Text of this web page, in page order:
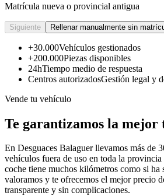
Matrícula nueva o provincial antigua
Siguiente Rellenar manualmente sin
+30.000Vehículos gestionados
+200.000Piezas disponibles
24hTiempo medio de respuesta
Centros autorizadosGestión legal y
Vende tu vehículo
Te garantizamos la mejor
En Desguaces Balaguerllevamos más de
vehículos fuera de uso en toda la
coche tiene muchos kilómetros como si
valoramos y te ofrecemos el mejor precio
transparente y sin complicaciones.